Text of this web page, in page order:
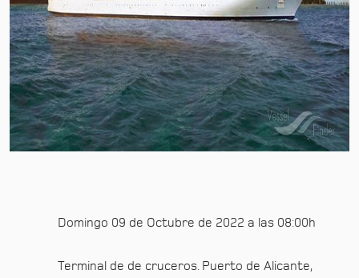
Domingo 09 de Octubre de 2022 a las 08:00h
Terminal de de cruceros. Puerto de Alicante,